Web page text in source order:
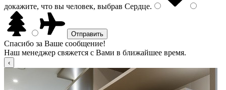
докажите, что вы человек, выбрав Сердце.
Спасибо за Ваше сообщение!
Наш менеджер свяжется с Вами в ближайшее время.